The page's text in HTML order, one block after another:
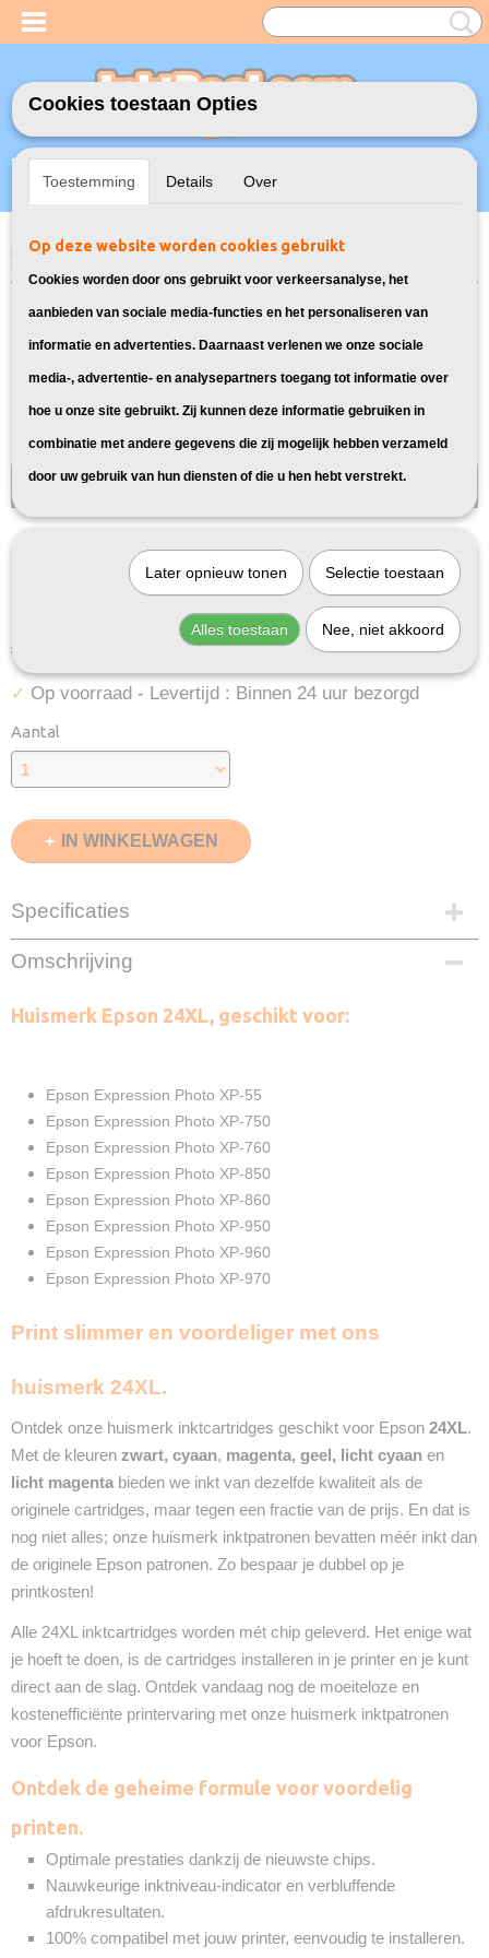
Inloggen Registreren
UW WINKELWAGEN
Home>Inktcartridges >Geschikt voor Epson>Huismerk Epson 24XL
Bij InktDeal.com altijd gratis verzending!
Huismerk Epson 24XL
Multipack 12X
€ 29,95
✓ Op voorraad - Levertijd : Binnen 24 uur bezorgd
Aantal
IN WINKELWAGEN
Specificaties
EAN code
8720153530835
2X 12ml
Magenta
2X 12ml
Geel
2X 12ml
Licht Cyaan
2X 12ml
Licht Magenta
2X 12ml
Merk
Verzendmethode
Garantie
Recyclebaar
❌
Omschrijving
Huismerk Epson 24XL, geschikt voor:
Epson Expression Photo XP-55
Epson Expression Photo XP-750
Epson Expression Photo XP-760
Epson Expression Photo XP-850
Epson Expression Photo XP-860
Epson Expression Photo XP-950
Epson Expression Photo XP-960
Epson Expression Photo XP-970
Print slimmer en voordeliger met ons
huismerk 24XL.
Ontdek onze huismerk inktcartridges geschikt voor Epson 24XL.
Met de kleuren zwart, cyaan, magenta, geel, licht cyaan en
licht magenta bieden we inkt van dezelfde kwaliteit als de
originele cartridges, maar tegen een fractie van de prijs. En dat is
nog niet alles; onze huismerk inktpatronen bevatten méér inkt dan
de originele Epson patronen. Zo bespaar je dubbel op je
printkosten!
Alle 24XL inktcartridges worden mét chip geleverd. Het enige wat
je hoeft te doen, is de cartridges installeren in je printer en je kunt
direct aan de slag. Ontdek vandaag nog de moeiteloze en
kostenefficiënte printervaring met onze huismerk inktpatronen
voor Epson.
Ontdek de geheime formule voor voordelig
printen.
Optimale prestaties dankzij de nieuwste chips.
Nauwkeurige inktniveau-indicator en verbluffende
afdrukresultaten.
100% compatibel met jouw printer, eenvoudig te installeren.
Cookies toestaan Opties
Toestemming Details Over
Op deze website worden cookies gebruikt
Cookies worden door ons gebruikt voor verkeersanalyse, het
aanbieden van sociale media-functies en het personaliseren van
informatie en advertenties. Daarnaast verlenen we onze sociale
media-, advertentie- en analysepartners toegang tot informatie over
hoe u onze site gebruikt. Zij kunnen deze informatie gebruiken in
combinatie met andere gegevens die zij mogelijk hebben verzameld
door uw gebruik van hun diensten of die u hen hebt verstrekt.
Later opnieuw tonen Selectie toestaan
Alles toestaan Nee, niet akkoord